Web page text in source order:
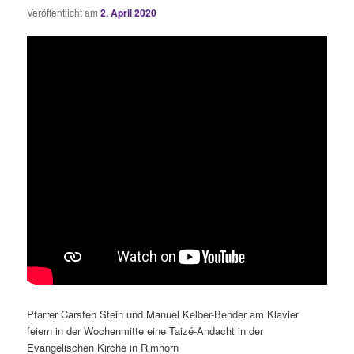
Veröffentlicht am2. April 2020
Pfarrer Carsten Stein und Manuel Kelber-Bender am Klavier
feiern in der Wochenmitte eine Taizé-Andacht in der
Evangelischen Kirche in Rimhorn